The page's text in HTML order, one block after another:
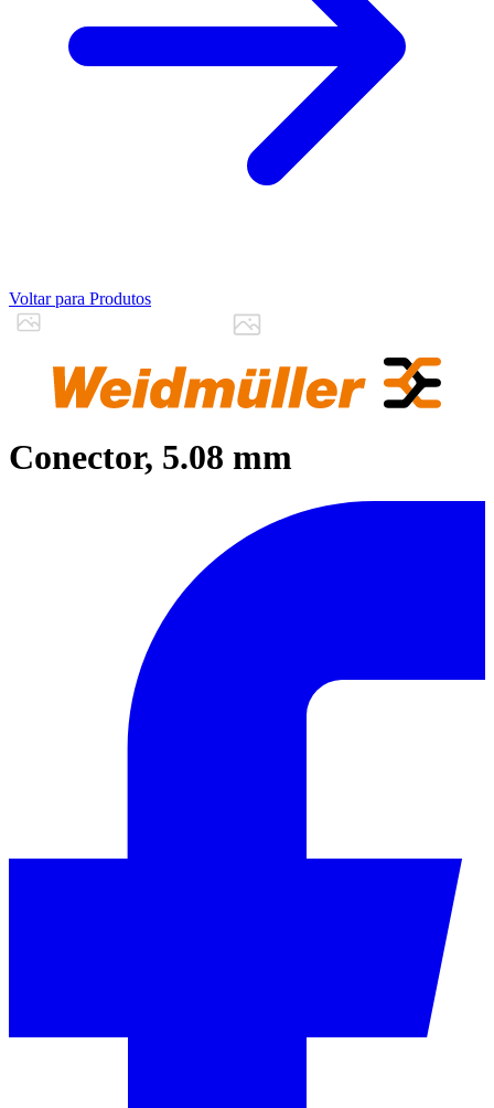
Voltar para Produtos
Conector, 5.08 mm